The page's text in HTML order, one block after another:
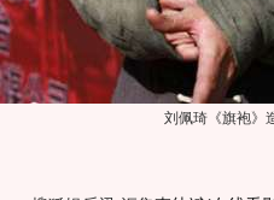
刘佩琦《旗袍》